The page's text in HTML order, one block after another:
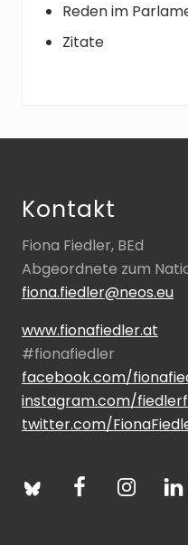
Reden im
Zitate
Kontakt
Fiona Fiedler, BEd
Abgeordnete zum
fiona.fiedler@neos.eu
www.fionafiedler.at
#fionafiedler
facebook.com/
instagram.com/
twitter.com/